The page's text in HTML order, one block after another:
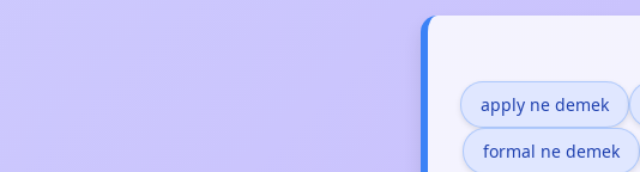
apply ne demek
formal ne demek